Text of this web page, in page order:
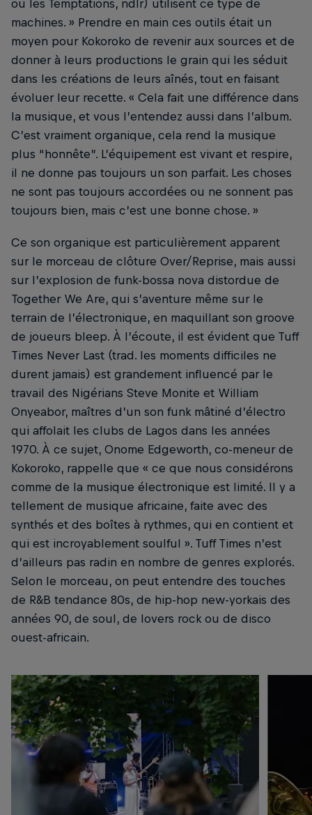
ou les Temptations, ndlr) utilisent ce type de
machines. » Prendre en main ces outils était un
moyen pour Kokoroko de revenir aux sources et de
donner à leurs productions le grain qui les séduit
dans les créations de leurs aînés, tout en faisant
évoluer leur recette. « Cela fait une différence dans
la musique, et vous l’entendez aussi dans l’album.
C’est vraiment organique, cela rend la musique
plus “honnête”. L’équipement est vivant et respire,
il ne donne pas toujours un son parfait. Les choses
ne sont pas toujours accordées ou ne sonnent pas
toujours bien, mais c’est une bonne chose. »
Ce son organique est particulièrement apparent
sur le morceau de clôture Over/Reprise, mais aussi
sur l’explosion de funk-bossa nova distordue de
Together We Are, qui s’aventure même sur le
terrain de l’électronique, en maquillant son groove
de joueurs bleep. À l’écoute, il est évident que Tuff
Times Never Last (trad. les moments difficiles ne
durent jamais) est grandement influencé par le
travail des Nigérians Steve Monite et William
Onyeabor, maîtres d’un son funk mâtiné d’électro
qui affolait les clubs de Lagos dans les années
1970. À ce sujet, Onome Edgeworth, co-meneur de
Kokoroko, rappelle que « ce que nous considérons
comme de la musique électronique est limité. Il y a
tellement de musique africaine, faite avec des
synthés et des boîtes à rythmes, qui en contient et
qui est incroyablement soulful ». Tuff Times n’est
d’ailleurs pas radin en nombre de genres explorés.
Selon le morceau, on peut entendre des touches
de R&B tendance 80s, de hip-hop new-yorkais des
années 90, de soul, de lovers rock ou de disco
ouest-africain.